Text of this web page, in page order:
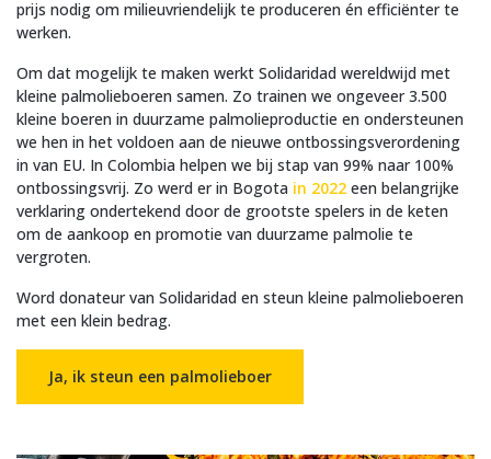
prijs nodig om milieuvriendelijk te produceren én efficiënter te
werken.
Om dat mogelijk te maken werkt Solidaridad wereldwijd met
kleine palmolieboeren samen. Zo trainen we ongeveer 3.500
kleine boeren in duurzame palmolieproductie en ondersteunen
we hen in het voldoen aan de nieuwe ontbossingsverordening
in van EU. In Colombia helpen we bij stap van 99% naar 100%
ontbossingsvrij. Zo werd er in Bogota in 2022 een belangrijke
verklaring ondertekend door de grootste spelers in de keten
om de aankoop en promotie van duurzame palmolie te
vergroten.
Word donateur van Solidaridad en steun kleine palmolieboeren
met een klein bedrag.
Ja, ik steun een palmolieboer